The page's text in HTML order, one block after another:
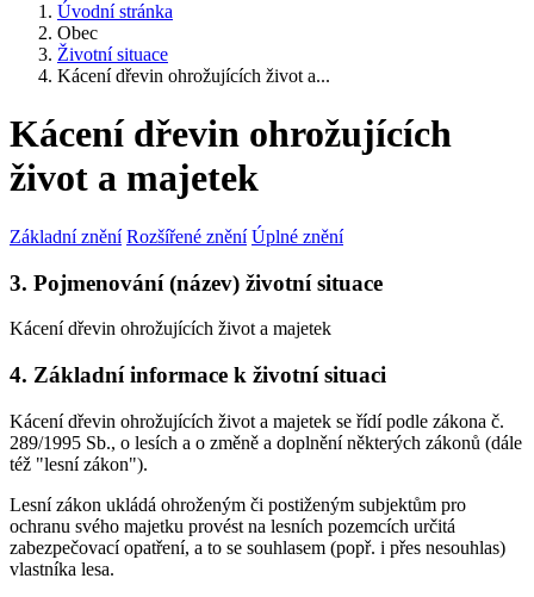
Úvodní stránka
Obec
Životní situace
Kácení dřevin ohrožujících život a...
Kácení dřevin ohrožujících
život a majetek
Základní znění Rozšířené znění Úplné znění
3. Pojmenování (název) životní situace
Kácení dřevin ohrožujících život a majetek
4. Základní informace k životní situaci
Kácení dřevin ohrožujících život a majetek se řídí podle zákona č.
289/1995 Sb., o lesích a o změně a doplnění některých zákonů (dále
též "lesní zákon").
Lesní zákon ukládá ohroženým či postiženým subjektům pro
ochranu svého majetku provést na lesních pozemcích určitá
zabezpečovací opatření, a to se souhlasem (popř. i přes nesouhlas)
vlastníka lesa.